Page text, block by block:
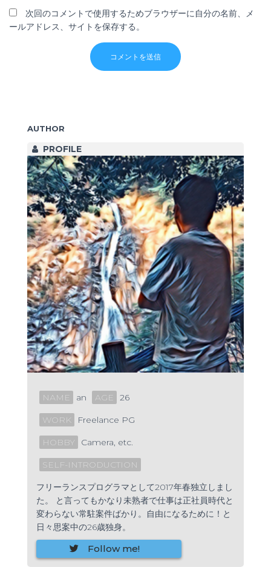
次回のコメントで使用するためブラウザーに自分の名前、メ
ールアドレス、サイトを保存する。
AUTHOR
PROFILE
NAME an AGE 26
WORK Freelance PG
HOBBY Camera, etc.
SELF-INTRODUCTION
フリーランスプログラマとして2017年春独立しまし
た。 と言ってもかなり未熟者で仕事は正社員時代と
変わらない常駐案件ばかり。自由になるために！と
日々思案中の26歳独身。
Follow me!